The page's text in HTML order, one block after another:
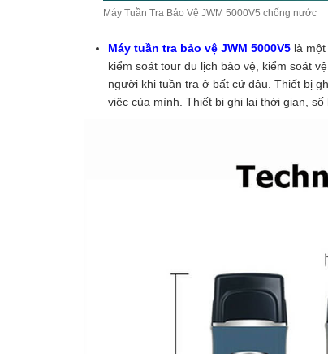
Máy Tuần Tra Bảo Vệ JWM 5000V5 chống nước
Máy tuần tra bảo vệ JWM 5000V5 là
kiểm soát tour du lịch bảo vệ, kiểm soát
người khi tuần tra ở bất cứ đâu. Thiết bị
việc của mình. Thiết bị ghi lại thời gian,